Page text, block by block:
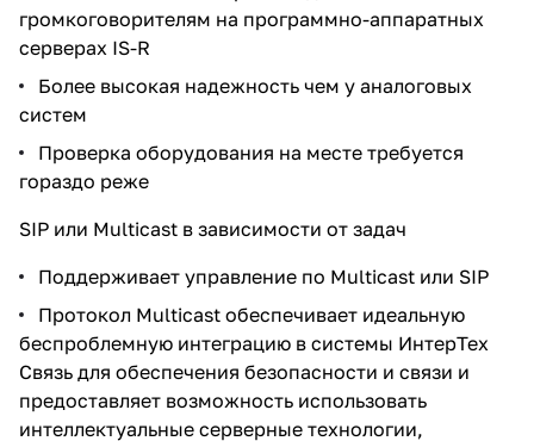
громкоговорителям на программно-аппаратных
серверах IS-R
Более высокая надежность чем у аналоговых
систем
Проверка оборудования на месте требуется
гораздо реже
SIP или Multicast в зависимости от задач
Поддерживает управление по Multicast или SIP
Протокол Multicast обеспечивает идеальную
беспроблемную интеграцию в системы ИнтерТех
Связь для обеспечения безопасности и связи и
предоставляет возможность использовать
интеллектуальные серверные технологии,